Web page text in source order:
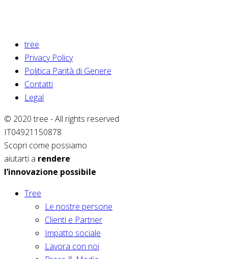
tree
Privacy Policy
Politica Parità di Genere
Contatti
Legal
© 2020 tree - All rights reserved
IT04921150878
Scopri come possiamo
aiutarti a rendere
l’innovazione possibile
Tree
Le nostre persone
Clienti e Partner
Impatto sociale
Lavora con noi